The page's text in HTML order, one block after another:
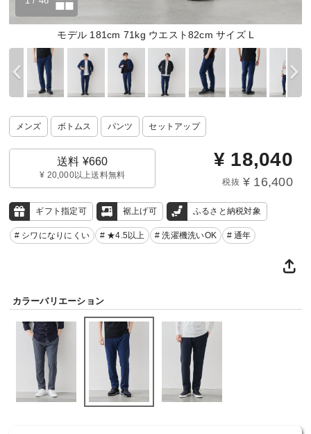
モデル 181cm 71kg ウエスト82cm サイズ L
メンズ ボトムス パンツ セットアップ
送料 ¥660
¥ 20,000以上送料無料
¥ 18,040
税抜 ¥ 16,400
ギフト指定可 裾上げ可 ふるさと納税対象
# シワになりにくい # ★4.5以上 # 洗濯機洗いOK # 通年
カラーバリエーション